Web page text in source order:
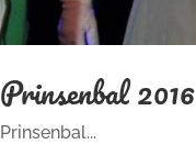
Prinsenbal 2016
Prinsenbal...